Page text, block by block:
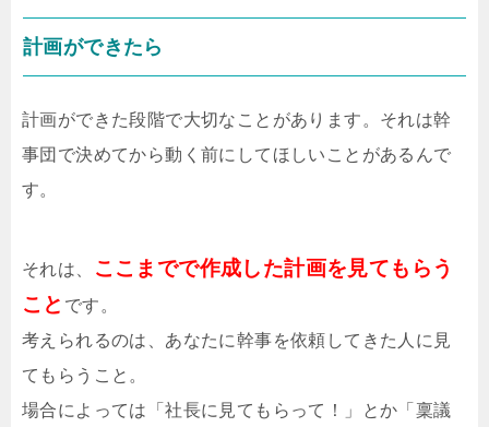
計画ができたら
計画ができた段階で大切なことがあります。それは幹
事団で決めてから動く前にしてほしいことがあるんで
す。
それは、
ここまでで作成した計画を見てもらう
こと です。
考えられるのは、あなたに幹事を依頼してきた人に見
てもらうこと。
場合によっては「社長に見てもらって！」とか「稟議